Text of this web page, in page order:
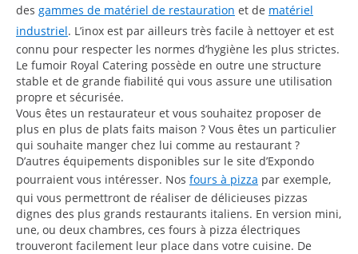
des gammes de matériel de restauration et de matériel
industriel. L’inox est par ailleurs très facile à nettoyer et est
connu pour respecter les normes d’hygiène les plus strictes.
Le fumoir Royal Catering possède en outre une structure
stable et de grande fiabilité qui vous assure une utilisation
propre et sécurisée.
Vous êtes un restaurateur et vous souhaitez proposer de
plus en plus de plats faits maison ? Vous êtes un particulier
qui souhaite manger chez lui comme au restaurant ?
D’autres équipements disponibles sur le site d’Expondo
pourraient vous intéresser. Nos fours à pizza par exemple,
qui vous permettront de réaliser de délicieuses pizzas
dignes des plus grands restaurants italiens. En version mini,
une, ou deux chambres, ces fours à pizza électriques
trouveront facilement leur place dans votre cuisine. De